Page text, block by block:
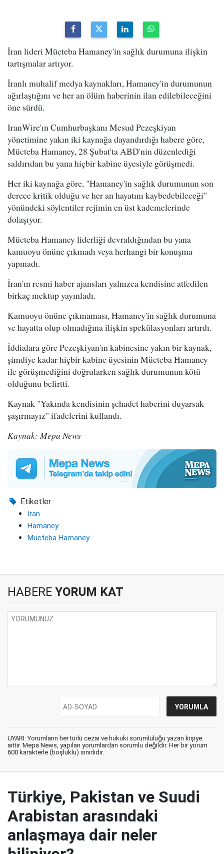
İran lideri Mücteba Hamaney'in sağlık durumuna ilişkin
tartışmalar artıyor.
İranlı muhalif medya kaynakları, Hamaney'in durumunun
ağırlaştığını ve her an ölüm haberinin ilan edilebileceğini
öne sürdü.
IranWire'ın Cumhurbaşkanı Mesud Pezeşkiyan
yönetimine yakın iki kaynağa dayandırdığı habere göre,
Mücteba Hamaney, 28 Şubat'ta ABD'nin düzenlediği
saldırıdan bu yana hiçbir kabine üyesiyle görüşmedi.
Her iki kaynağa göre, "Hamaney'in sağlık durumunun son
derece kritik olduğu ve her an hayatını kaybedebileceği"
yönündeki söylentiler rejimin en üst kademelerinde
dolaşıyor.
Mücteba Hamaney liderliği devraldığından bu yana
kamuoyu önüne çıkmadı veya herhangi bir konuşma
yapmadı.
İran'ın resmi haber ajansları yalnızca kendisine atfedilen
birkaç mektup yayınladı.
Kamuoyu önüne çıkmaması, Hamaney'in sağlık durumuna
ve hayatta olup olmadığına ilişkin spekülasyonları artırdı.
İddialara göre Pezeşkiyan'ın kabinesine yakın bir kaynak,
şimdiye kadar hiçbir kabine üyesinin Mücteba Hamaney
ile görüşmediğini doğrularken sağlık durumunun kötü
olduğunu belirtti.
Kaynak "Yakında kendisinin şehadet haberini duyarsak
şaşırmayız" ifadelerini kullandı.
Kaynak: Mepa News
Etiketler :
İran
Hamaney
Mücteba Hamaney
HABERE YORUM KAT
UYARI: Yorumların her türlü cezai ve hukuki sorumluluğu yazan kişiye
aittir. Mepa News, yapılan yorumlardan sorumlu değildir. Her bir yorum
600 karakterle (boşluklu) sınırlıdır.
Türkiye, Pakistan ve Suudi
Arabistan arasındaki
anlaşmaya dair neler